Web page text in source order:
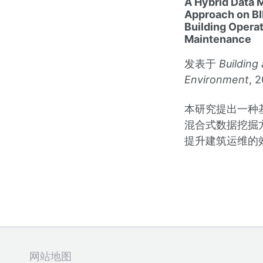
Approach on
Building
Maintenance
发表于 Building
Environment,
本研究提出一种
混合式数据挖掘
提升建筑运维的
网站地图